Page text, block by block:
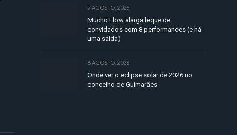
7 AGOSTO, 2026
Mucho Flow alarga leque de
convidados com 8 performances (e há
uma saída)
6 AGOSTO, 2026
Onde ver o eclipse solar de 2026 no
concelho de Guimarães